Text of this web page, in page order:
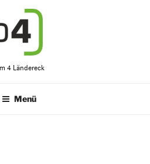
4 Ländereck
Menü